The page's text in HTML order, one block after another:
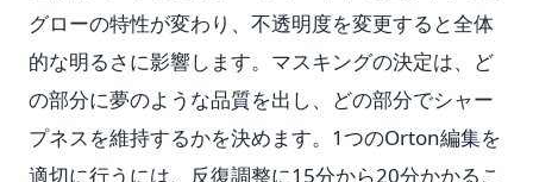
グローの特性が変わり、不透明度を変更すると全体
的な明るさに影響します。マスキングの決定は、ど
の部分に夢のような品質を出し、どの部分でシャー
プネスを維持するかを決めます。1つのOrton編集を
適切に行うには、反復調整に15分から20分かかるこ